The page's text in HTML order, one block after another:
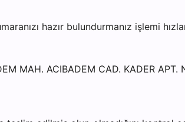
hazır bulundurmanız işlemi
MAH. ACIBADEM CAD. KADER APT.